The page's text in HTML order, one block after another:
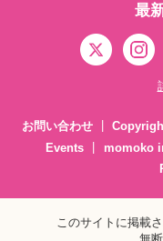
最
お問い合わせ
Events
momoko
このサイトに掲載